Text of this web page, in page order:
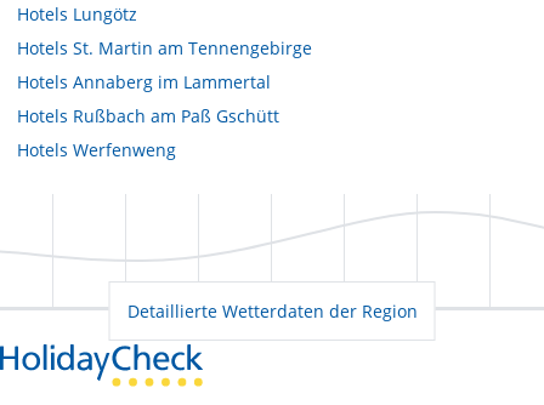
Hotels Lungötz
Hotels St. Martin am Tennengebirge
Hotels Annaberg im Lammertal
Hotels Rußbach am Paß Gschütt
Hotels Werfenweng
Detaillierte Wetterdaten der Region